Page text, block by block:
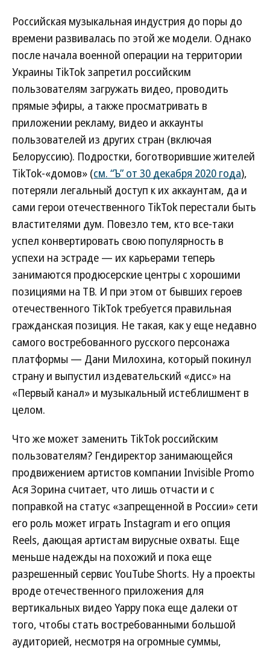
Российская музыкальная индустрия до поры до
времени развивалась по этой же модели. Однако
после начала военной операции на территории
Украины TikTok запретил российским
пользователям загружать видео, проводить
прямые эфиры, а также просматривать в
приложении рекламу, видео и аккаунты
пользователей из других стран (включая
Белоруссию). Подростки, боготворившие жителей
TikTok-«домов» (см. “Ъ” от 30 декабря 2020 года),
потеряли легальный доступ к их аккаунтам, да и
сами герои отечественного TikTok перестали быть
властителями дум. Повезло тем, кто все-таки
успел конвертировать свою популярность в
успехи на эстраде — их карьерами теперь
занимаются продюсерские центры с хорошими
позициями на ТВ. И при этом от бывших героев
отечественного TikTok требуется правильная
гражданская позиция. Не такая, как у еще недавно
самого востребованного русского персонажа
платформы — Дани Милохина, который покинул
страну и выпустил издевательский «дисс» на
«Первый канал» и музыкальный истеблишмент в
целом.
Что же может заменить TikTok российским
пользователям? Гендиректор занимающейся
продвижением артистов компании Invisible Promo
Ася Зорина считает, что лишь отчасти и с
поправкой на статус «запрещенной в России» сети
его роль может играть Instagram и его опция
Reels, дающая артистам вирусные охваты. Еще
меньше надежды на похожий и пока еще
разрешенный сервис YouTube Shorts. Ну а проекты
вроде отечественного приложения для
вертикальных видео Yappy пока еще далеки от
того, чтобы стать востребованными большой
аудиторией, несмотря на огромные суммы,